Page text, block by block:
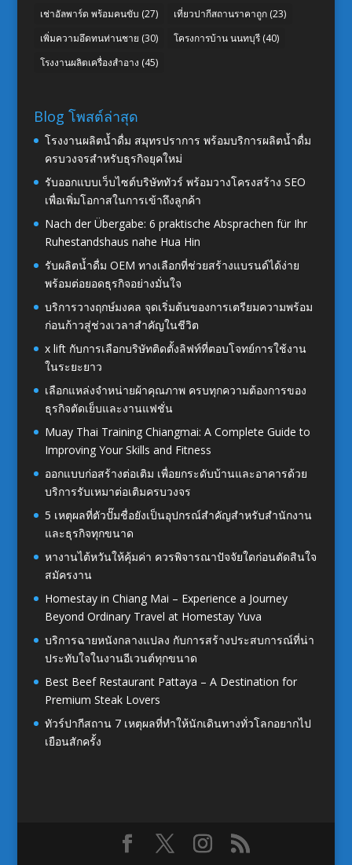
เช่าอัลพาร์ด พร้อมคนขับ (27) เที่ยวปากีสถานราคาถูก(23)
เพิ่มความอึดทนท่านชาย (30) โครงการบ้าน นนทบุรี(40)
โรงงานผลิตเครื่องสำอาง (45)
Blog โพสต์ล่าสุด
โรงงานผลิตน้ำดื่ม สมุทรปราการ พร้อมบริการผลิตน้ำดื่ม
ครบวงจรสำหรับธุรกิจยุคใหม่
รับออกแบบเว็บไซต์บริษัททัวร์ พร้อมวางโครงสร้าง SEO
เพื่อเพิ่มโอกาสในการเข้าถึงลูกค้า
Nach der Übergabe: 6 praktische Absprachen für Ihr
Ruhestandshaus nahe Hua Hin
รับผลิตน้ำดื่ม OEM ทางเลือกที่ช่วยสร้างแบรนด์ได้ง่าย
พร้อมต่อยอดธุรกิจอย่างมั่นใจ
บริการวางฤกษ์มงคล จุดเริ่มต้นของการเตรียมความพร้อม
ก่อนก้าวสู่ช่วงเวลาสำคัญในชีวิต
x lift กับการเลือกบริษัทติดตั้งลิฟท์ที่ตอบโจทย์การใช้งาน
ในระยะยาว
เลือกแหล่งจำหน่ายผ้าคุณภาพ ครบทุกความต้องการของ
ธุรกิจตัดเย็บและงานแฟชั่น
Muay Thai Training Chiangmai: A Complete Guide to
Improving Your Skills and Fitness
ออกแบบก่อสร้างต่อเติม เพื่อยกระดับบ้านและอาคารด้วย
บริการรับเหมาต่อเติมครบวงจร
5 เหตุผลที่ตัวปั๊มชื่อยังเป็นอุปกรณ์สำคัญสำหรับสำนักงาน
และธุรกิจทุกขนาด
หางานไต้หวันให้คุ้มค่า ควรพิจารณาปัจจัยใดก่อนตัดสินใจ
สมัครงาน
Homestay in Chiang Mai – Experience a Journey
Beyond Ordinary Travel at Homestay Yuva
บริการฉายหนังกลางแปลง กับการสร้างประสบการณ์ที่น่า
ประทับใจในงานอีเวนต์ทุกขนาด
Best Beef Restaurant Pattaya – A Destination for
Premium Steak Lovers
ทัวร์ปากีสถาน 7 เหตุผลที่ทำให้นักเดินทางทั่วโลกอยากไป
เยือนสักครั้ง